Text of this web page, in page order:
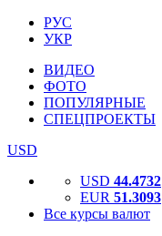
РУС
УКР
ВИДЕО
ФОТО
ПОПУЛЯРНЫЕ
СПЕЦПРОЕКТЫ
USD
USD 44.4732
EUR 51.3093
Все курсы валют